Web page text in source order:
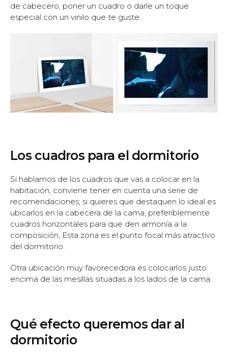
de cabecero, poner un cuadro o darle un toque
especial con un vinilo que te guste.
Los cuadros para el dormitorio
Si hablamos de los cuadros que vas a colocar en la
habitación, conviene tener en cuenta una serie de
recomendaciones; si quieres que destaquen lo ideal es
ubicarlos en la cabecera de la cama, preferiblemente
cuadros horizontales para que den armonía a la
composición, Esta zona es el punto focal más atractivo
del dormitorio.
Otra ubicación muy favorecedora es colocarlos justo
encima de las mesillas situadas a los lados de la cama.
Qué efecto queremos dar al
dormitorio